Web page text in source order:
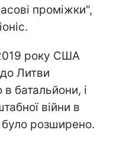
проміжки",
року США
Литви
батальйони, і
війни в
було розширено.